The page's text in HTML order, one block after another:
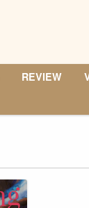
REVIEW